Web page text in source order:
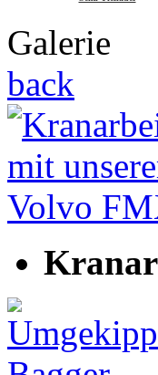
Galerie
back